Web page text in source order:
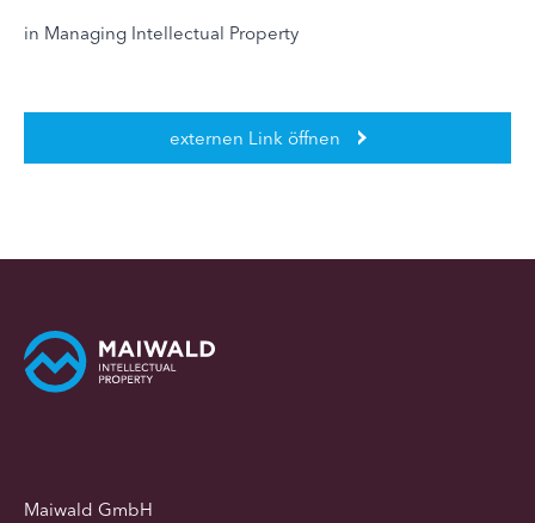
in Managing Intellectual Property
externen Link öffnen
Maiwald GmbH